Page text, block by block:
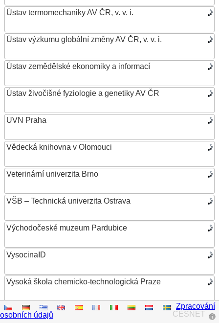
Ústav termomechaniky AV ČR, v. v. i.
Ústav výzkumu globální změny AV ČR, v. v. i.
Ústav zemědělské ekonomiky a informací
Ústav živočišné fyziologie a genetiky AV ČR
UVN Praha
Vědecká knihovna v Olomouci
Veterinární univerzita Brno
VŠB – Technická univerzita Ostrava
Východočeské muzeum Pardubice
VysocinaID
Vysoká škola chemicko-technologická Praze
Vysoká škola ekonomická v Praze
CESNET
Zpracování
osobních údajů